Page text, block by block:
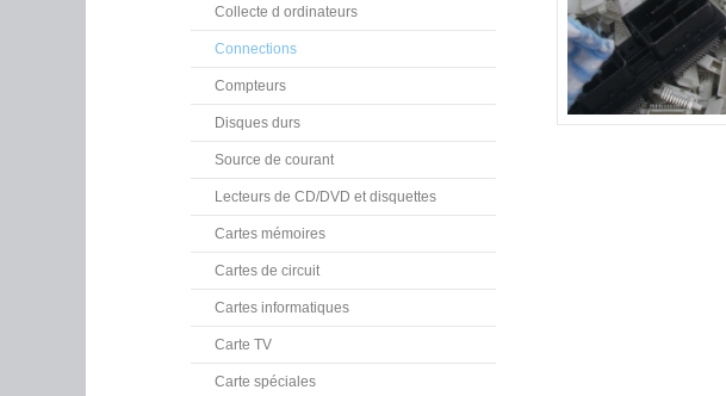
Collecte d ordinateurs
Connections
Compteurs
Disques durs
Source de courant
Lecteurs de CD/DVD et disquettes
Cartes mémoires
Cartes de circuit
Cartes informatiques
Carte TV
Carte spéciales